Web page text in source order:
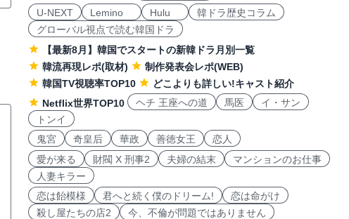
U-NEXT
Lemino Hulu
韓ドラ歴史コラム
グローバル視点で読む韓国ドラ
【最新8月】韓国でスタートの新韓ドラ月別一覧
韓流再現レポ(取材)
制作発表会レポ(WEB)
韓国TV視聴率TOP10
どこよりも詳しい!キャスト紹介
Netflix世界TOP10
ヘチ 王座への道 馬医
イ・サン
トンイ
鬼宮
奇皇后 華政 善徳女王
恋人
愛が来る
財閥 X 刑事2 夫婦の結末
マンションのお仕事
人妻キラー
恋は飴模様
君へと続く僕のドリーム!
恋は命がけ
殺し屋たちの店2
今、不倫が問題ではありません